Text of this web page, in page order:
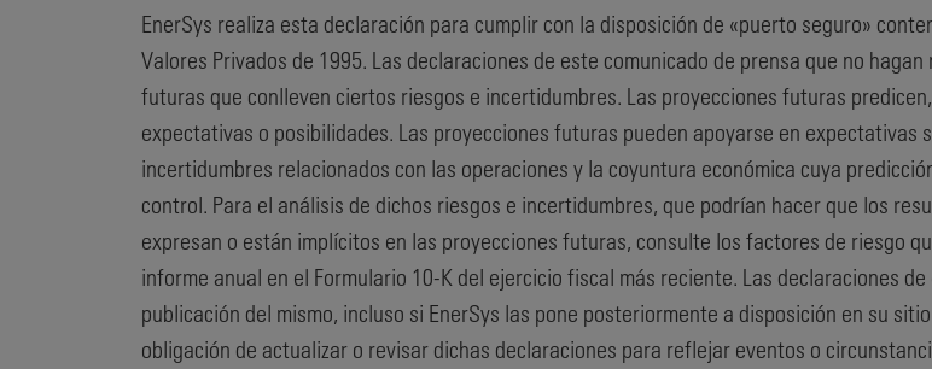
EnerSys realiza esta declaración para cumplir con la disposición de «puerto seguro»
Valores Privados de 1995. Las declaraciones de este comunicado de prensa que no
futuras que conlleven ciertos riesgos e incertidumbres. Las proyecciones futuras
expectativas o posibilidades. Las proyecciones futuras pueden apoyarse en
incertidumbres relacionados con las operaciones y la coyuntura económica cuya
control. Para el análisis de dichos riesgos e incertidumbres, que podrían hacer que los
expresan o están implícitos en las proyecciones futuras, consulte los factores de riesgo
informe anual en el Formulario 10-K del ejercicio fiscal más reciente. Las declaraciones
publicación del mismo, incluso si EnerSys las pone posteriormente a disposición en su
obligación de actualizar o revisar dichas declaraciones para reflejar eventos o